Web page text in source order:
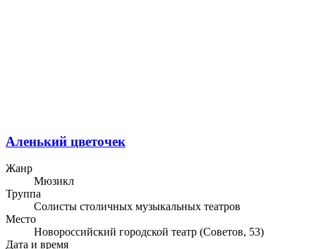
Аленький цветочек
Жанр
Мюзикл
Труппа
Солисты столичных музыкальных театров
Место
Новороссийский городской театр (Советов, 53)
Дата и время